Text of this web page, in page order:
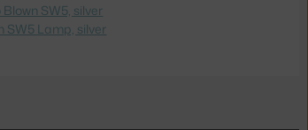
SW5, silver
SW5 Lamp, silver